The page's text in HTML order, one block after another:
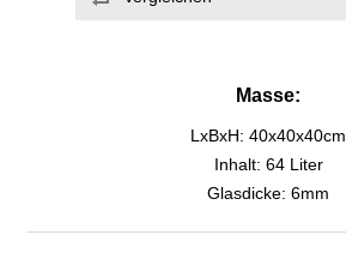
Masse:
LxBxH: 40x40x40cm
Inhalt: 64 Liter
Glasdicke: 6mm